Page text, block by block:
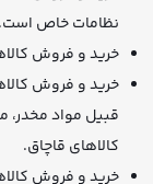
نظامات خاص است.
خرید و فروش
خرید و فروش
قبیل مواد مخدر،
کالاهای قاچاق.
خرید و فروش